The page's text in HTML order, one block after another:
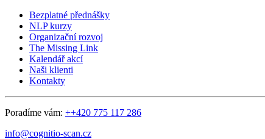
Bezplatné přednášky
NLP kurzy
Organizační rozvoj
The Missing Link
Kalendář akcí
Naši klienti
Kontakty
Poradíme vám: ++420 775 117 286
info@cognitio-scan.cz